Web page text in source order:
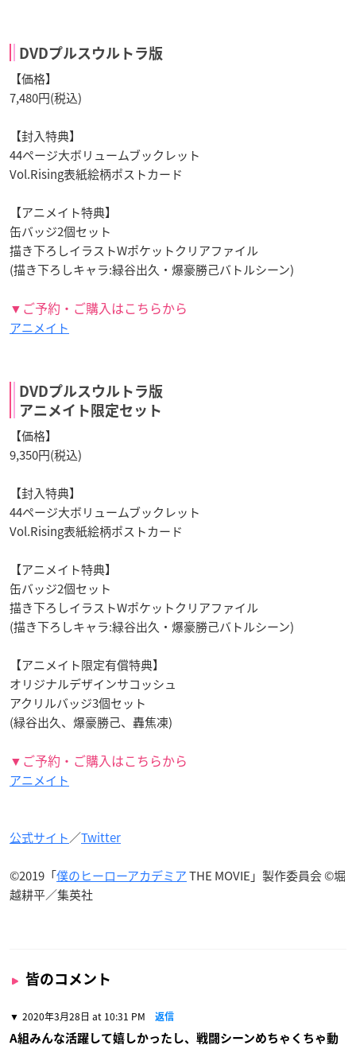
DVDプルスウルトラ版
【価格】
7,480円(税込)
【封入特典】
44ページ大ボリュームブックレット
Vol.Rising表紙絵柄ポストカード
【アニメイト特典】
缶バッジ2個セット
描き下ろしイラストWポケットクリアファイル
(描き下ろしキャラ:緑谷出久・爆豪勝己バトルシーン)
▼ご予約・ご購入はこちらから
アニメイト
DVDプルスウルトラ版
アニメイト限定セット
【価格】
9,350円(税込)
【封入特典】
44ページ大ボリュームブックレット
Vol.Rising表紙絵柄ポストカード
【アニメイト特典】
缶バッジ2個セット
描き下ろしイラストWポケットクリアファイル
(描き下ろしキャラ:緑谷出久・爆豪勝己バトルシーン)
【アニメイト限定有償特典】
オリジナルデザインサコッシュ
アクリルバッジ3個セット
(緑谷出久、爆豪勝己、轟焦凍)
▼ご予約・ご購入はこちらから
アニメイト
公式サイト／Twitter
©2019「僕のヒーローアカデミアTHE MOVIE」製作委員会 ©堀
越耕平／集英社
皆のコメント
2020年3月28日 at 10:31 PM 返信
A組みんな活躍して嬉しかったし、戦闘シーンめちゃくちゃ動